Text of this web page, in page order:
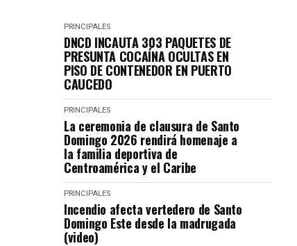
PRINCIPALES
DNCD INCAUTA 303 PAQUETES DE
PRESUNTA COCAÍNA OCULTAS EN
PISO DE CONTENEDOR EN PUERTO
CAUCEDO
PRINCIPALES
La ceremonia de clausura de Santo
Domingo 2026 rendirá homenaje a
la familia deportiva de
Centroamérica y el Caribe
PRINCIPALES
Incendio afecta vertedero de Santo
Domingo Este desde la madrugada
(video)